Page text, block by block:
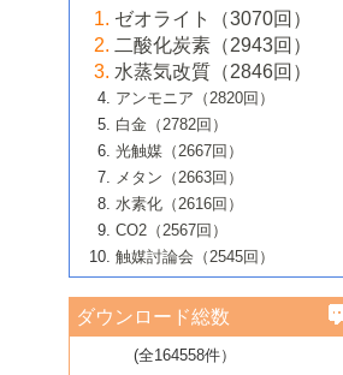
大学：オンライン・対面開催）
6号 メタン転換技術の最新動向
B号 第125回触媒討論会（2020年・工学
院大学）
5号 固体触媒による含窒素有機化合物変
換の最前線
6号 貴金属使用量低減に向けた自動車排
ガス浄化触媒の開発
B号 第123回触媒討論会（2019年・大阪
B号 第121回触媒討論会（2018年・東京
大学）
5号 水素のふるまいを解き明かす最先端
研究
6号 低級アルカンの有効利用のための触
媒技術
B号 第119回触媒討論会（2017年・首都
大学東京）
媒技術
3号 触媒研究の最先端～とびたて若き研究
者たち～（1）
4号 触媒研究の最先端～とびたて若き研究
者たち～（2）
5号 触媒研究の最先端～とびたて若き研究
者たち～（3）
6号 イオニクス材料と燃料電池・電解合成
の最新の研究動向
B号 第117回触媒討論会（2016年・大阪府
立大学）
2号 石油精製用触媒の最近の進展
3号 固体酸化物形燃料電池（SOFC）におけ
るアノード触媒上での燃料直接改質技術
4号 コアシェル構造の制御による触媒機能
5号 工業触媒およびその周辺技術の最近の
進歩
6号 ナノシート
B号 第115回触媒討論会（2015年・成蹊大
2号 光触媒反応機構に関する最新の研究動
向
開発動向
4号 人工光合成に向けた近年のアプローチ
5号 未利用熱エネルギーの有効活用に貢献
する触媒技術
6号 ポリオキソメタレート
B号 第113回触媒討論会（2014年・ロワジ
ールホテル豊橋）
1号 高耐久性燃料電池システム用触媒にお
ける新展開
2号 リビングラジカル重合の最近の動向
3号 天然ガスの化学工業的展開に関する触
媒技術
4号 貴金属触媒の精密構造制御とその活用
5号 バイオマス化成品製造のための固体触
6号 ナノ空間─吸着状態解析から新機能開拓
B号 第111回触媒討論会（2013年・関西大
▼54巻（2012年）
1号 規則性多孔体の利用技術における最近
の進歩
2号 第109回触媒討論会
3号 貴金属低減技術の最新動向
4号 貴金属代替技術の最新動向
5号 光触媒による物質変換反応の新展開
6号 グラフェン
7号 水素を利用する化成品合成の新潮流
▼53巻（2011年）
1号 金属学から見る合金触媒の新展開
2号 第107回触媒討論会
3号 触媒のその場観察法の進歩（１）
4号 触媒のその場観察法の進歩（２）
5号 不活性結合の触媒的活性化による有機
合成
6号 新しい固体酸触媒技術
7号 ゼオライト合成における最近の進歩
▼52巻（2010年）
1号 触媒の劣化対策と長寿命触媒開発
2号 第105回触媒討論会
3号 ナノ構造が拓く新機能
4号 活性サイトおよびその環境の精密な設
計による触媒の高機能化
5号 触媒を有効に使うための技術
7号 有機分子触媒による精密有機合成
1号 炭素材料－熱い注目を集める材料－
2号 第103回触媒討論会
3号 環境浄化用光触媒の現状と課題
4号 水素社会の実現に向けた水素製造・貯
蔵技術の進歩
5号 CO2が関わる触媒・材料
▼50巻（2008年）
1号 触媒化学と学会のこの10年，半世紀，
そして未来
2号 第101回触媒討論会
4号 錯体を利用したユニークな表面構造の
構築と機能
▼49巻（2007年）
1号 含フッ素化合物の合成と触媒
2号 第99回触媒討論会
3号 実用的ファインケミカル合成プロセス
を実現する触媒
▼48巻（2006年）
1号 固体酸触媒の最近の進歩
2号 第97回触媒討論会
3号 リビング重合触媒の最近の展開
1号 最近の触媒担体とその効果
2号 第95回触媒討論会
▼46巻（2004年）
1号 部分酸化反応触媒の最前線
▼45巻（2003年）
ゼオライト（3070回）
二酸化炭素（2943回）
水蒸気改質（2846回）
アンモニア（2820回）
白金（2782回）
光触媒（2667回）
メタン（2663回）
水素化（2616回）
CO2（2567回）
触媒討論会（2545回）
ダウンロード総数
(全164558件）